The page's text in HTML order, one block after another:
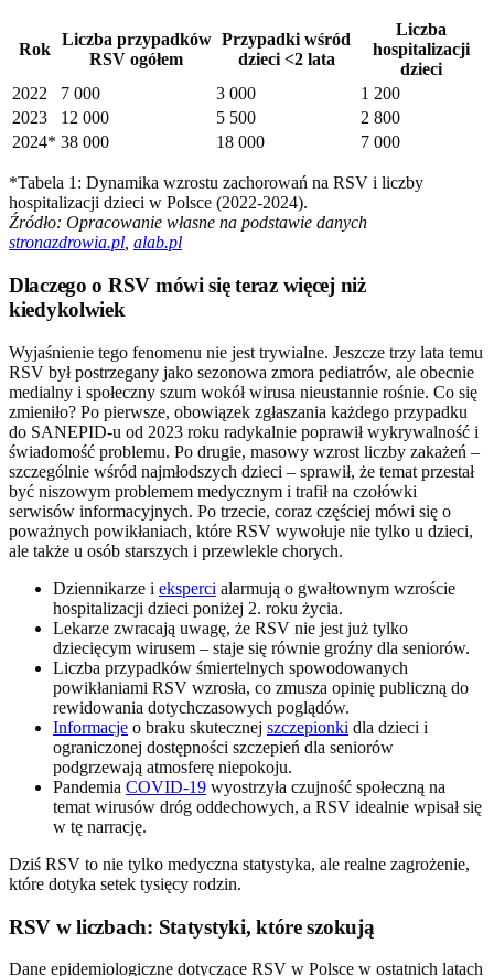
Rok
Liczba przypadków
RSV ogółem
Przypadki wśród
dzieci <2 lata
Liczba
hospitalizacji
dzieci
2022
7 000 3 000
1 200
2023
12 000 5 500
2 800
2024* 38 000 18 000 7 000
*Tabela 1: Dynamika wzrostu zachorowań na RSV i liczby
hospitalizacji dzieci w Polsce (2022-2024).
Źródło: Opracowanie własne na podstawie danych
stronazdrowia.pl alab.pl
Dlaczego o RSV mówi się teraz więcej niż
kiedykolwiek
Wyjaśnienie tego fenomenu nie jest trywialne. Jeszcze trzy lata temu
RSV był postrzegany jako sezonowa zmora pediatrów, ale obecnie
medialny i społeczny szum wokół wirusa nieustannie rośnie. Co się
zmieniło? Po pierwsze, obowiązek zgłaszania każdego przypadku
do SANEPID-u od 2023 roku radykalnie poprawił wykrywalność i
świadomość problemu. Po drugie, masowy wzrost liczby zakażeń –
szczególnie wśród najmłodszych dzieci – sprawił, że temat przestał
być niszowym problemem medycznym i trafił na czołówki
serwisów informacyjnych. Po trzecie, coraz częściej mówi się o
poważnych powikłaniach, które RSV wywołuje nie tylko u dzieci,
ale także u osób starszych i przewlekle chorych.
Dziennikarze i eksperci alarmują o gwałtownym wzroście
hospitalizacji dzieci poniżej 2. roku życia.
Lekarze zwracają uwagę, że RSV nie jest już tylko
dziecięcym wirusem – staje się równie groźny dla seniorów.
Liczba przypadków śmiertelnych spowodowanych
powikłaniami RSV wzrosła, co zmusza opinię publiczną do
rewidowania dotychczasowych poglądów.
Informacje o braku skutecznej szczepionki dla dzieci i
ograniczonej dostępności szczepień dla seniorów
podgrzewają atmosferę niepokoju.
Pandemia COVID-19 wyostrzyła czujność społeczną na
temat wirusów dróg oddechowych, a RSV idealnie wpisał się
w tę narrację.
Dziś RSV to nie tylko medyczna statystyka, ale realne zagrożenie,
które dotyka setek tysięcy rodzin.
RSV w liczbach: Statystyki, które szokują
Dane epidemiologiczne dotyczące RSV w Polsce w ostatnich latach